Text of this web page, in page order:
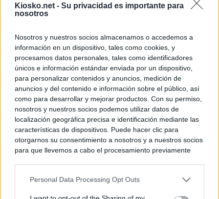
Kiosko.net - Su privacidad es importante para
nosotros
Nosotros y nuestros socios almacenamos o accedemos a
información en un dispositivo, tales como cookies, y
procesamos datos personales, tales como identificadores
únicos e información estándar enviada por un dispositivo,
para personalizar contenidos y anuncios, medición de
anuncios y del contenido e información sobre el público, así
como para desarrollar y mejorar productos. Con su permiso,
nosotros y nuestros socios podemos utilizar datos de
localización geográfica precisa e identificación mediante las
características de dispositivos. Puede hacer clic para
otorgarnos su consentimiento a nosotros y a nuestros socios
para que llevemos a cabo el procesamiento previamente
negar su consentimiento. Tenga en cuenta que algún
Personal Data Processing Opt Outs